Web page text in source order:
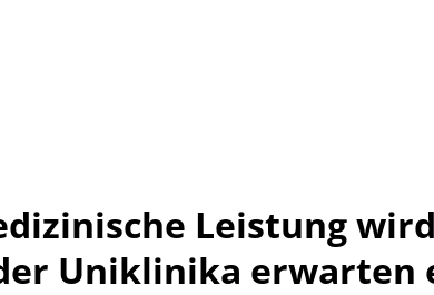
Leistung
Uniklinika erwarten